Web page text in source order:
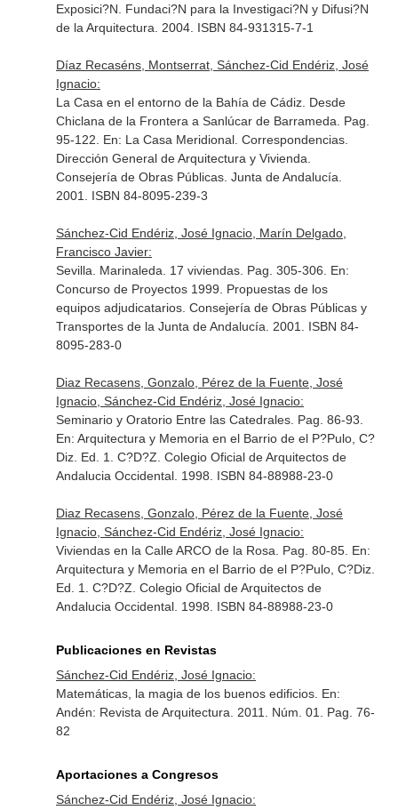
Exposici?N . Fundaci?N para la Investigaci?N y Difusi?N
de la Arquitectura. 2004. ISBN 84-931315-7-1
Díaz Recaséns, Montserrat, Sánchez-Cid Endériz, José
Ignacio:
La Casa en el entorno de la Bahía de Cádiz. Desde
Chiclana de la Frontera a Sanlúcar de Barrameda. Pag.
95-122. En: La Casa Meridional. Correspondencias.
Dirección General de Arquitectura y Vivienda.
Consejería de Obras Públicas. Junta de Andalucía.
2001. ISBN 84-8095-239-3
Sánchez-Cid Endériz, José Ignacio, Marín Delgado,
Francisco Javier:
Sevilla. Marinaleda. 17 viviendas. Pag. 305-306. En:
Concurso de Proyectos 1999. Propuestas de los
equipos adjudicatarios. Consejería de Obras Públicas y
Transportes de la Junta de Andalucía. 2001. ISBN 84-
8095-283-0
Diaz Recasens, Gonzalo, Pérez de la Fuente, José
Ignacio, Sánchez-Cid Endériz, José Ignacio:
Seminario y Oratorio Entre las Catedrales. Pag. 86-93.
En: Arquitectura y Memoria en el Barrio de el P?Pulo, C?
Diz. Ed. 1. C?D?Z. Colegio Oficial de Arquitectos de
Andalucia Occidental. 1998. ISBN 84-88988-23-0
Diaz Recasens, Gonzalo, Pérez de la Fuente, José
Ignacio, Sánchez-Cid Endériz, José Ignacio:
Viviendas en la Calle ARCO de la Rosa. Pag. 80-85. En:
Arquitectura y Memoria en el Barrio de el P?Pulo, C?Diz.
Ed. 1. C?D?Z. Colegio Oficial de Arquitectos de
Andalucia Occidental. 1998. ISBN 84-88988-23-0
Publicaciones en Revistas
Sánchez-Cid Endériz, José Ignacio:
Matemáticas, la magia de los buenos edificios. En:
Andén: Revista de Arquitectura . 2011. Núm. 01. Pag. 76-
82
Aportaciones a Congresos
Sánchez-Cid Endériz, José Ignacio: